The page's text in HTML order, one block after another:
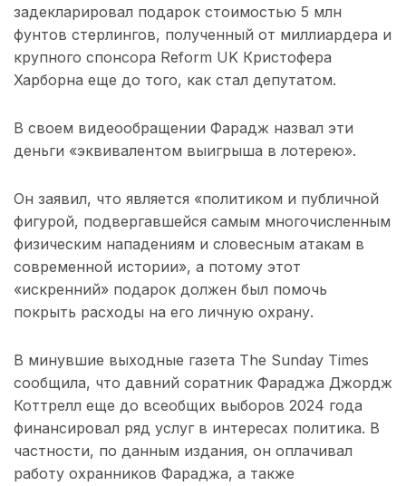
задекларировал подарок стоимостью 5 млн
фунтов стерлингов, полученный от миллиардера и
крупного спонсора Reform UK Кристофера
Харборна еще до того, как стал депутатом.
В своем видеообращении Фарадж назвал эти
деньги «эквивалентом выигрыша в лотерею».
Он заявил, что является «политиком и публичной
фигурой, подвергавшейся самым многочисленным
физическим нападениям и словесным атакам в
современной истории», а потому этот
«искренний» подарок должен был помочь
покрыть расходы на его личную охрану.
В минувшие выходные газета The Sunday Times
сообщила, что давний соратник Фараджа Джордж
Коттрелл еще до всеобщих выборов 2024 года
финансировал ряд услуг в интересах политика. В
частности, по данным издания, он оплачивал
работу охранников Фараджа, а также